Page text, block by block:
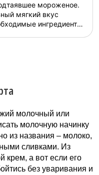
мороженое.
мягкий вкус
ингредиенты
молочный или
молочную начинку
из названия – молоко,
сливками. Из
крем, а вот если его
без уваривания и